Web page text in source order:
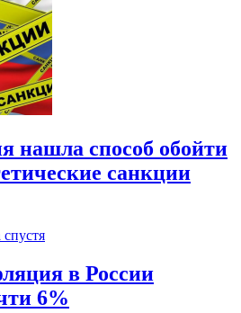
нашла способ обойти
санкции
спустя
в России
6%